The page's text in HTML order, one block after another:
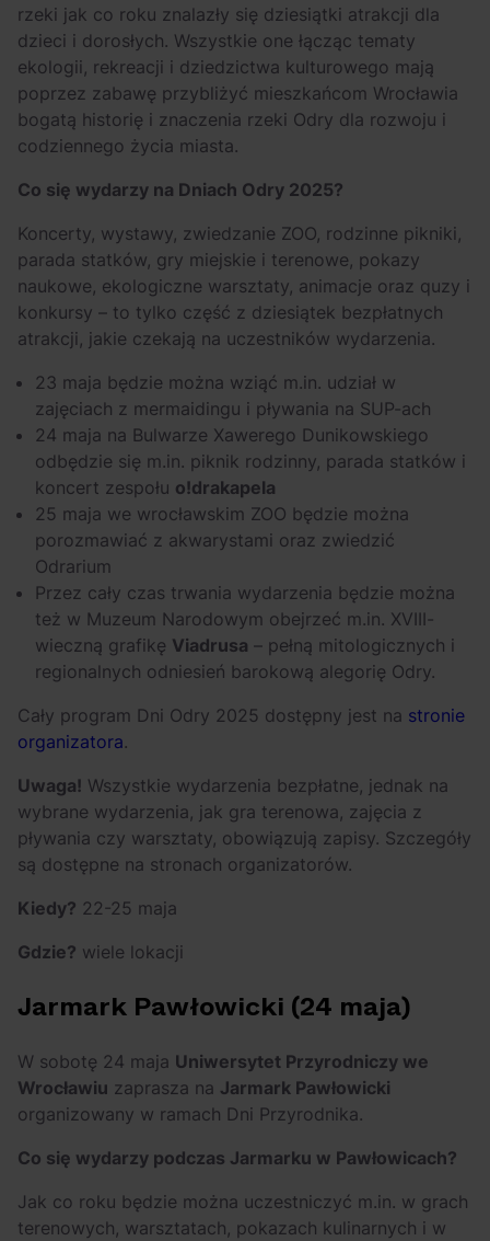
rzeki jak co roku znalazły się dziesiątki atrakcji dla
dzieci i dorosłych. Wszystkie one łącząc tematy
ekologii, rekreacji i dziedzictwa kulturowego mają
poprzez zabawę przybliżyć mieszkańcom Wrocławia
bogatą historię i znaczenia rzeki Odry dla rozwoju i
codziennego życia miasta.
Co się wydarzy na Dniach Odry 2025?
Koncerty, wystawy, zwiedzanie ZOO, rodzinne pikniki,
parada statków, gry miejskie i terenowe, pokazy
naukowe, ekologiczne warsztaty, animacje oraz quzy i
konkursy – to tylko część z dziesiątek bezpłatnych
atrakcji, jakie czekają na uczestników wydarzenia.
23 maja będzie można wziąć m.in. udział w
zajęciach z mermaidingu i pływania na SUP-ach
24 maja na Bulwarze Xawerego Dunikowskiego
odbędzie się m.in. piknik rodzinny, parada statków i
koncert zespołu o!drakapela
25 maja we wrocławskim ZOO będzie można
porozmawiać z akwarystami oraz zwiedzić
Odrarium
Przez cały czas trwania wydarzenia będzie można
też w Muzeum Narodowym obejrzeć m.in. XVIII-
wieczną grafikę Viadrusa – pełną mitologicznych i
regionalnych odniesień barokową alegorię Odry.
Cały program Dni Odry 2025 dostępny jest na stronie
organizatora.
Uwaga! Wszystkie wydarzenia bezpłatne, jednak na
wybrane wydarzenia, jak gra terenowa, zajęcia z
pływania czy warsztaty, obowiązują zapisy. Szczegóły
są dostępne na stronach organizatorów.
Kiedy? 22-25 maja
Gdzie? wiele lokacji
Jarmark Pawłowicki (24 maja)
W sobotę 24 maja Uniwersytet Przyrodniczy we
Wrocławiu zaprasza na Jarmark Pawłowicki
organizowany w ramach Dni Przyrodnika.
Co się wydarzy podczas Jarmarku w Pawłowicach?
Jak co roku będzie można uczestniczyć m.in. w grach
terenowych, warsztatach, pokazach kulinarnych i w